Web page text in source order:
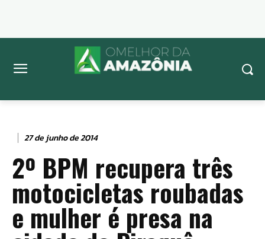
27 de junho de 2014
2º BPM recupera três
motocicletas roubadas
e mulher é presa na